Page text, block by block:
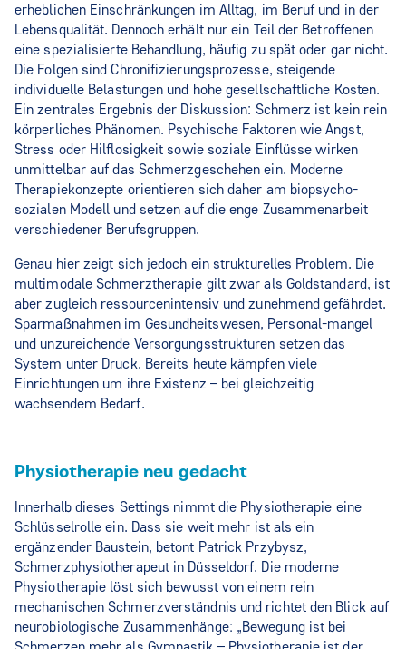
erheblichen Einschränkungen im Alltag, im Beruf und in der
Lebensqualität. Dennoch erhält nur ein Teil der Betroffenen
eine spezialisierte Behandlung, häufig zu spät oder gar nicht.
Die Folgen sind Chronifizierungsprozesse, steigende
individuelle Belastungen und hohe gesellschaftliche Kosten.
Ein zentrales Ergebnis der Diskussion: Schmerz ist kein rein
körperliches Phänomen. Psychische Faktoren wie Angst,
Stress oder Hilflosigkeit sowie soziale Einflüsse wirken
unmittelbar auf das Schmerzgeschehen ein. Moderne
Therapiekonzepte orientieren sich daher am biopsycho-
sozialen Modell und setzen auf die enge Zusammenarbeit
verschiedener Berufsgruppen.
Genau hier zeigt sich jedoch ein strukturelles Problem. Die
multimodale Schmerztherapie gilt zwar als Goldstandard, ist
aber zugleich ressourcenintensiv und zunehmend gefährdet.
Sparmaßnahmen im Gesundheitswesen, Personal-mangel
und unzureichende Versorgungsstrukturen setzen das
System unter Druck. Bereits heute kämpfen viele
Einrichtungen um ihre Existenz – bei gleichzeitig
wachsendem Bedarf.
Physiotherapie neu gedacht
Innerhalb dieses Settings nimmt die Physiotherapie eine
Schlüsselrolle ein. Dass sie weit mehr ist als ein
ergänzender Baustein, betont Patrick Przybysz,
Schmerzphysiotherapeut in Düsseldorf. Die moderne
Physiotherapie löst sich bewusst von einem rein
mechanischen Schmerzverständnis und richtet den Blick auf
neurobiologische Zusammenhänge: „Bewegung ist bei